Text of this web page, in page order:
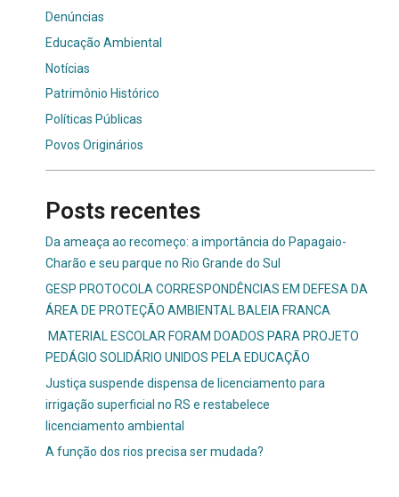
Denúncias
Educação Ambiental
Notícias
Patrimônio Histórico
Políticas Públicas
Povos Originários
Posts recentes
Da ameaça ao recomeço: a importância do Papagaio-
Charão e seu parque no Rio Grande do Sul
GESP PROTOCOLA CORRESPONDÊNCIAS EM DEFESA DA
ÁREA DE PROTEÇÃO AMBIENTAL BALEIA FRANCA
MATERIAL ESCOLAR FORAM DOADOS PARA PROJETO
PEDÁGIO SOLIDÁRIO UNIDOS PELA EDUCAÇÃO
Justiça suspende dispensa de licenciamento para
irrigação superficial no RS e restabelece
licenciamento ambiental
A função dos rios precisa ser mudada?